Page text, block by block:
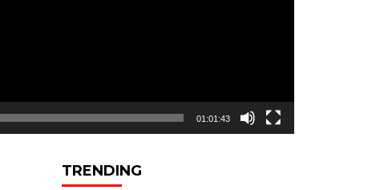
01:01:43
TRENDING